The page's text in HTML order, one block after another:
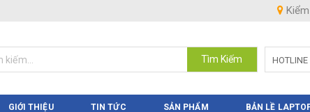
Tìm Kiếm HOTLINE
GIỚI THIỆU TIN TỨC SẢN PHẨM BẢN LỀ